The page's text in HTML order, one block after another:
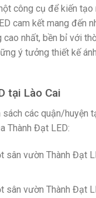
công cụ để kiến tạo
cam kết mang đến
nhất, bền bỉ với
ý tưởng thiết kế
tại Lào Cai
các quận/huyện
Thành Đạt LED:
sân vườn Thành Đạt
sân vườn Thành Đạt